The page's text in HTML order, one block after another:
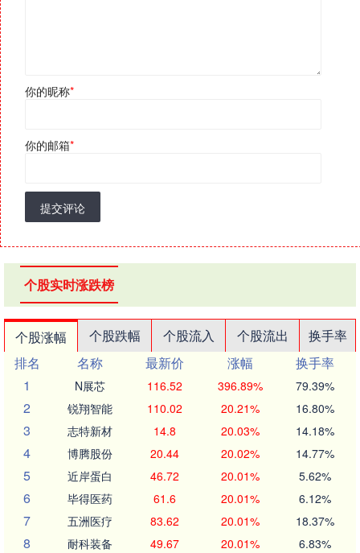
你的昵称*
你的邮箱*
提交评论
个股实时涨跌榜
个股涨幅 个股跌幅 个股流入 个股流出
换手率
排名
名称 最新价 涨幅
换手率
1
N展芯 116.52 396.89% 79.39%
2 锐翔智能 110.02 20.21% 16.80%
3 志特新材 14.8 20.03% 14.18%
4 博腾股份 20.44 20.02% 14.77%
5 近岸蛋白 46.72 20.01% 5.62%
6 毕得医药 61.6 20.01% 6.12%
7 五洲医疗 83.62 20.01% 18.37%
8 耐科装备 49.67 20.01% 6.83%